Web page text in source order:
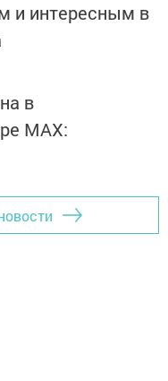
и интересным в
в
MАХ: